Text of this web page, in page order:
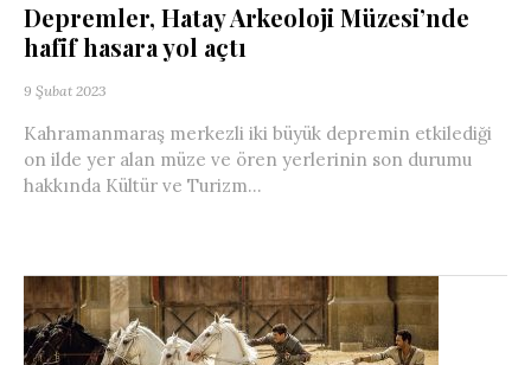
Depremler, Hatay Arkeoloji Müzesi’nde
hafif hasara yol açtı
9 Şubat 2023
Kahramanmaraş merkezli iki büyük depremin etkilediği
on ilde yer alan müze ve ören yerlerinin son durumu
hakkında Kültür ve Turizm...